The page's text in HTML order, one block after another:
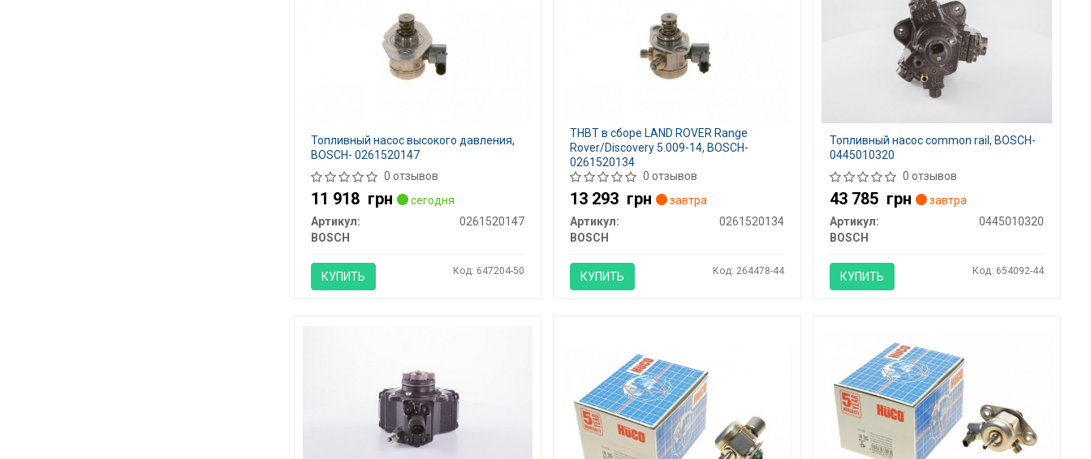
Топливный насос высокого давления,
BOSCH- 0261520147
0 отзывов
11 918 грн
сегодня
Артикул:
0261520147
BOSCH
КУПИТЬ Код: 647204-50
ТНВТ в сборе LAND ROVER Range
Rover/Discovery 5.009-14, BOSCH-
0261520134
0 отзывов
13 293 грн
завтра
Артикул:
0261520134
BOSCH
КУПИТЬ Код: 264478-44
Топливный насос common rail, BOSCH-
0445010320
0 отзывов
43 785 грн
завтра
Артикул:
0445010320
BOSCH
КУПИТЬ Код: 654092-44